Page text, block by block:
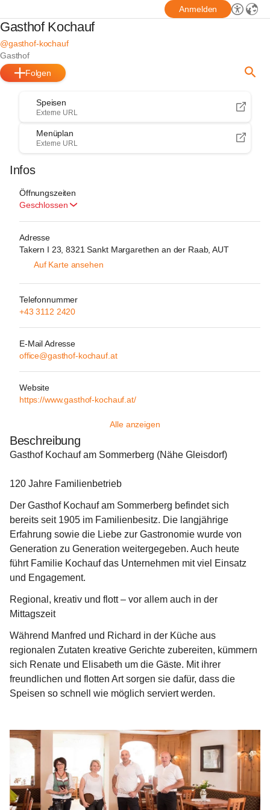
Anmelden
Gasthof Kochauf
@gasthof-kochauf
Gasthof
Folgen
Speisen
Externe URL
Menüplan
Externe URL
Infos
Öffnungszeiten
Geschlossen
Adresse
Takern I 23, 8321 Sankt Margarethen an der Raab, AUT
Auf Karte ansehen
Telefonnummer
+43 3112 2420
E-Mail Adresse
office@gasthof-kochauf.at
Website
https://www.gasthof-kochauf.at/
Alle anzeigen
Beschreibung
Gasthof Kochauf am Sommerberg (Nähe Gleisdorf)
120 Jahre Familienbetrieb
Der Gasthof Kochauf am Sommerberg befindet sich
bereits seit 1905 im Familienbesitz. Die langjährige
Erfahrung sowie die Liebe zur Gastronomie wurde von
Generation zu Generation weitergegeben. Auch heute
führt Familie Kochauf das Unternehmen mit viel Einsatz
und Engagement.
Regional, kreativ und flott – vor allem auch in der
Mittagszeit
Während Manfred und Richard in der Küche aus
regionalen Zutaten kreative Gerichte zubereiten, kümmern
sich Renate und Elisabeth um die Gäste. Mit ihrer
freundlichen und flotten Art sorgen sie dafür, dass die
Speisen so schnell wie möglich serviert werden.